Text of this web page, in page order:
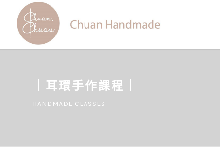
｜耳環手作課程｜
HANDMADE CLASSES